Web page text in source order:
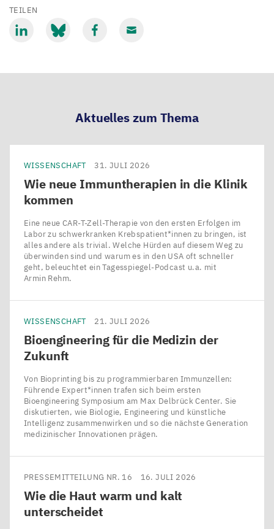
TEILEN
Aktuelles zum Thema
WISSENSCHAFT 31. JULI 2026
Wie neue Immuntherapien in die Klinik
kommen
Eine neue CAR-T-Zell-Therapie von den ersten Erfolgen im
Labor zu schwerkranken Krebspatient*innen zu bringen, ist
alles andere als trivial. Welche Hürden auf diesem Weg zu
überwinden sind und warum es in den USA oft schneller
geht, beleuchtet ein Tagesspiegel-Podcast u.a. mit
Armin Rehm.
WISSENSCHAFT 21. JULI 2026
Bioengineering für die Medizin der
Zukunft
Von Bioprinting bis zu programmierbaren Immunzellen:
Führende Expert*innen trafen sich beim ersten
Bioengineering Symposium am Max Delbrück Center. Sie
diskutierten, wie Biologie, Engineering und künstliche
Intelligenz zusammenwirken und so die nächste Generation
medizinischer Innovationen prägen.
PRESSEMITTEILUNG NR. 16 16. JULI 2026
Wie die Haut warm und kalt
unterscheidet